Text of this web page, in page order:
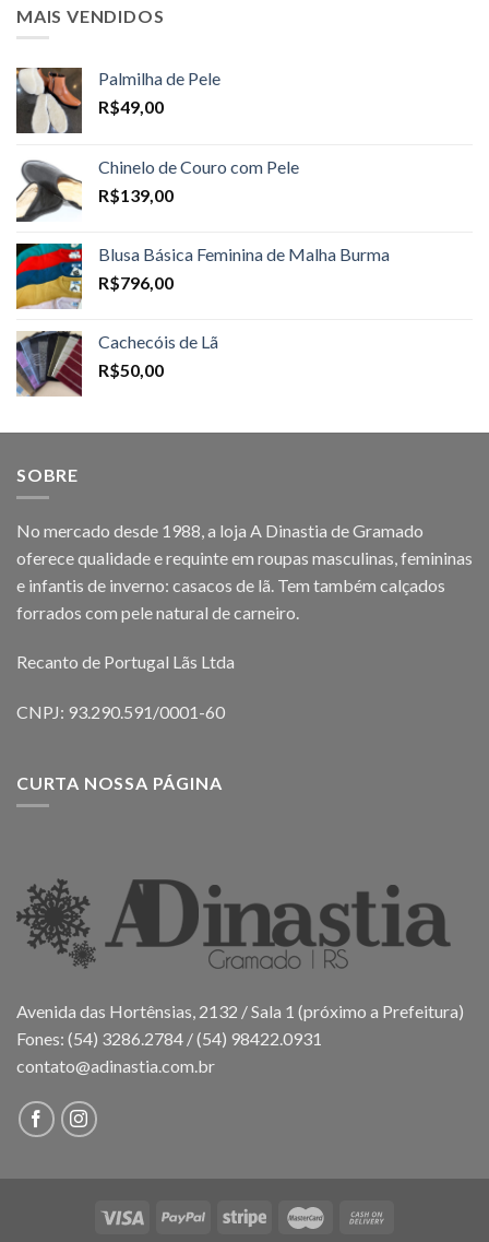
MAIS VENDIDOS
Palmilha de Pele
R$49,00
Chinelo de Couro com Pele
R$139,00
Blusa Básica Feminina de Malha Burma
R$796,00
Cachecóis de Lã
R$50,00
SOBRE
No mercado desde 1988, a loja A Dinastia de Gramado
oferece qualidade e requinte em roupas masculinas, femininas
e infantis de inverno: casacos de lã. Tem também calçados
forrados com pele natural de carneiro.
Recanto de Portugal Lãs Ltda
CNPJ: 93.290.591/0001-60
CURTA NOSSA PÁGINA
Avenida das Hortênsias, 2132 / Sala 1 (próximo a Prefeitura)
Fones: (54) 3286.2784 / (54) 98422.0931
contato@adinastia.com.br